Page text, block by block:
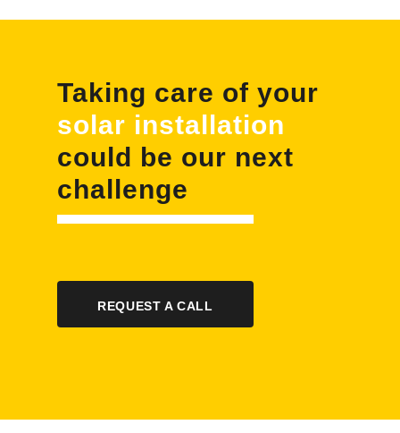
Taking care of your
solar installation
could be our next
challenge
REQUEST A CALL